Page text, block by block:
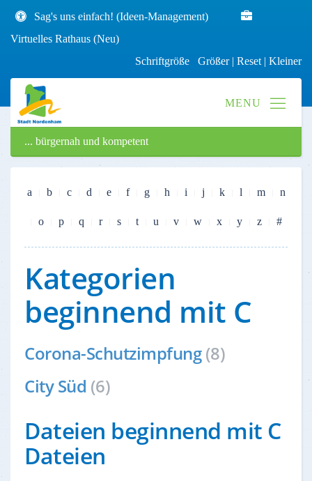
Sag's uns einfach! (Ideen-Management)
Virtuelles Rathaus (Neu)
Schriftgröße Größer| Reset | Kleiner
... bürgernah und kompetent
a b c d e f g h i j k l m n
o p q r s t u v w x y z #
Kategorien
beginnend mit C
Corona-Schutzimpfung (8)
City Süd (6)
Dateien beginnend mit C
Dateien